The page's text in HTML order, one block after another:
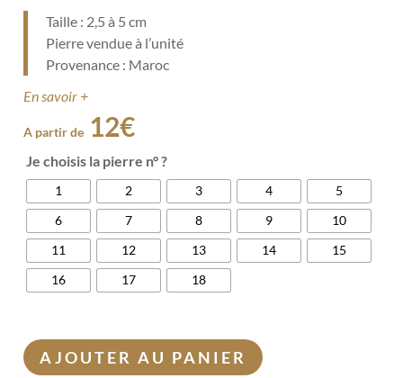
Taille : 2,5 à 5 cm
Pierre vendue à l’unité
Provenance : Maroc
En savoir +
A partir de 12€
Je choisis la pierre n° ?
1 2 3 4
5
6
7 8 9
10
11
12 13 14
15
16
17 18
AJOUTER AU PANIER